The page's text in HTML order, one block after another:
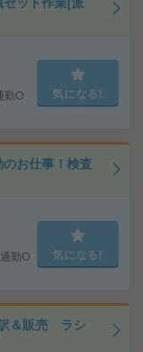
勤O
気になる!
お仕事！検査
勤O
気になる!
＆販売 ラシ